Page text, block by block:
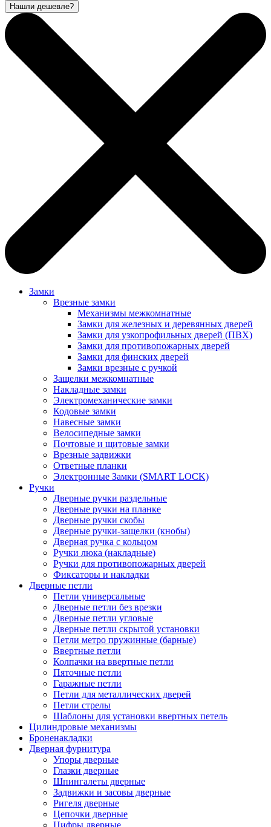
Нашли дешевле?
Замки
Врезные замки
Механизмы межкомнатные
Замки для железных и деревянных дверей
Замки для узкопрофильных дверей (ПВХ)
Замки для противопожарных дверей
Замки для финских дверей
Замки врезные с ручкой
Защелки межкомнатные
Накладные замки
Электромеханические замки
Кодовые замки
Навесные замки
Велосипедные замки
Почтовые и щитовые замки
Врезные задвижки
Ответные планки
Электронные Замки (SMART LOCK)
Ручки
Дверные ручки раздельные
Дверные ручки на планке
Дверные ручки скобы
Дверные ручки-защелки (кнобы)
Дверная ручка с кольцом
Ручки люка (накладные)
Ручки для противопожарных дверей
Фиксаторы и накладки
Дверные петли
Петли универсальные
Дверные петли без врезки
Дверные петли угловые
Дверные петли скрытой установки
Петли метро пружинные (барные)
Ввертные петли
Колпачки на ввертные петли
Пяточные петли
Гаражные петли
Петли для металлических дверей
Петли стрелы
Шаблоны для установки ввертных петель
Цилиндровые механизмы
Броненакладки
Дверная фурнитура
Упоры дверные
Глазки дверные
Шпингалеты дверные
Задвижки и засовы дверные
Ригеля дверные
Цепочки дверные
Цифры дверные